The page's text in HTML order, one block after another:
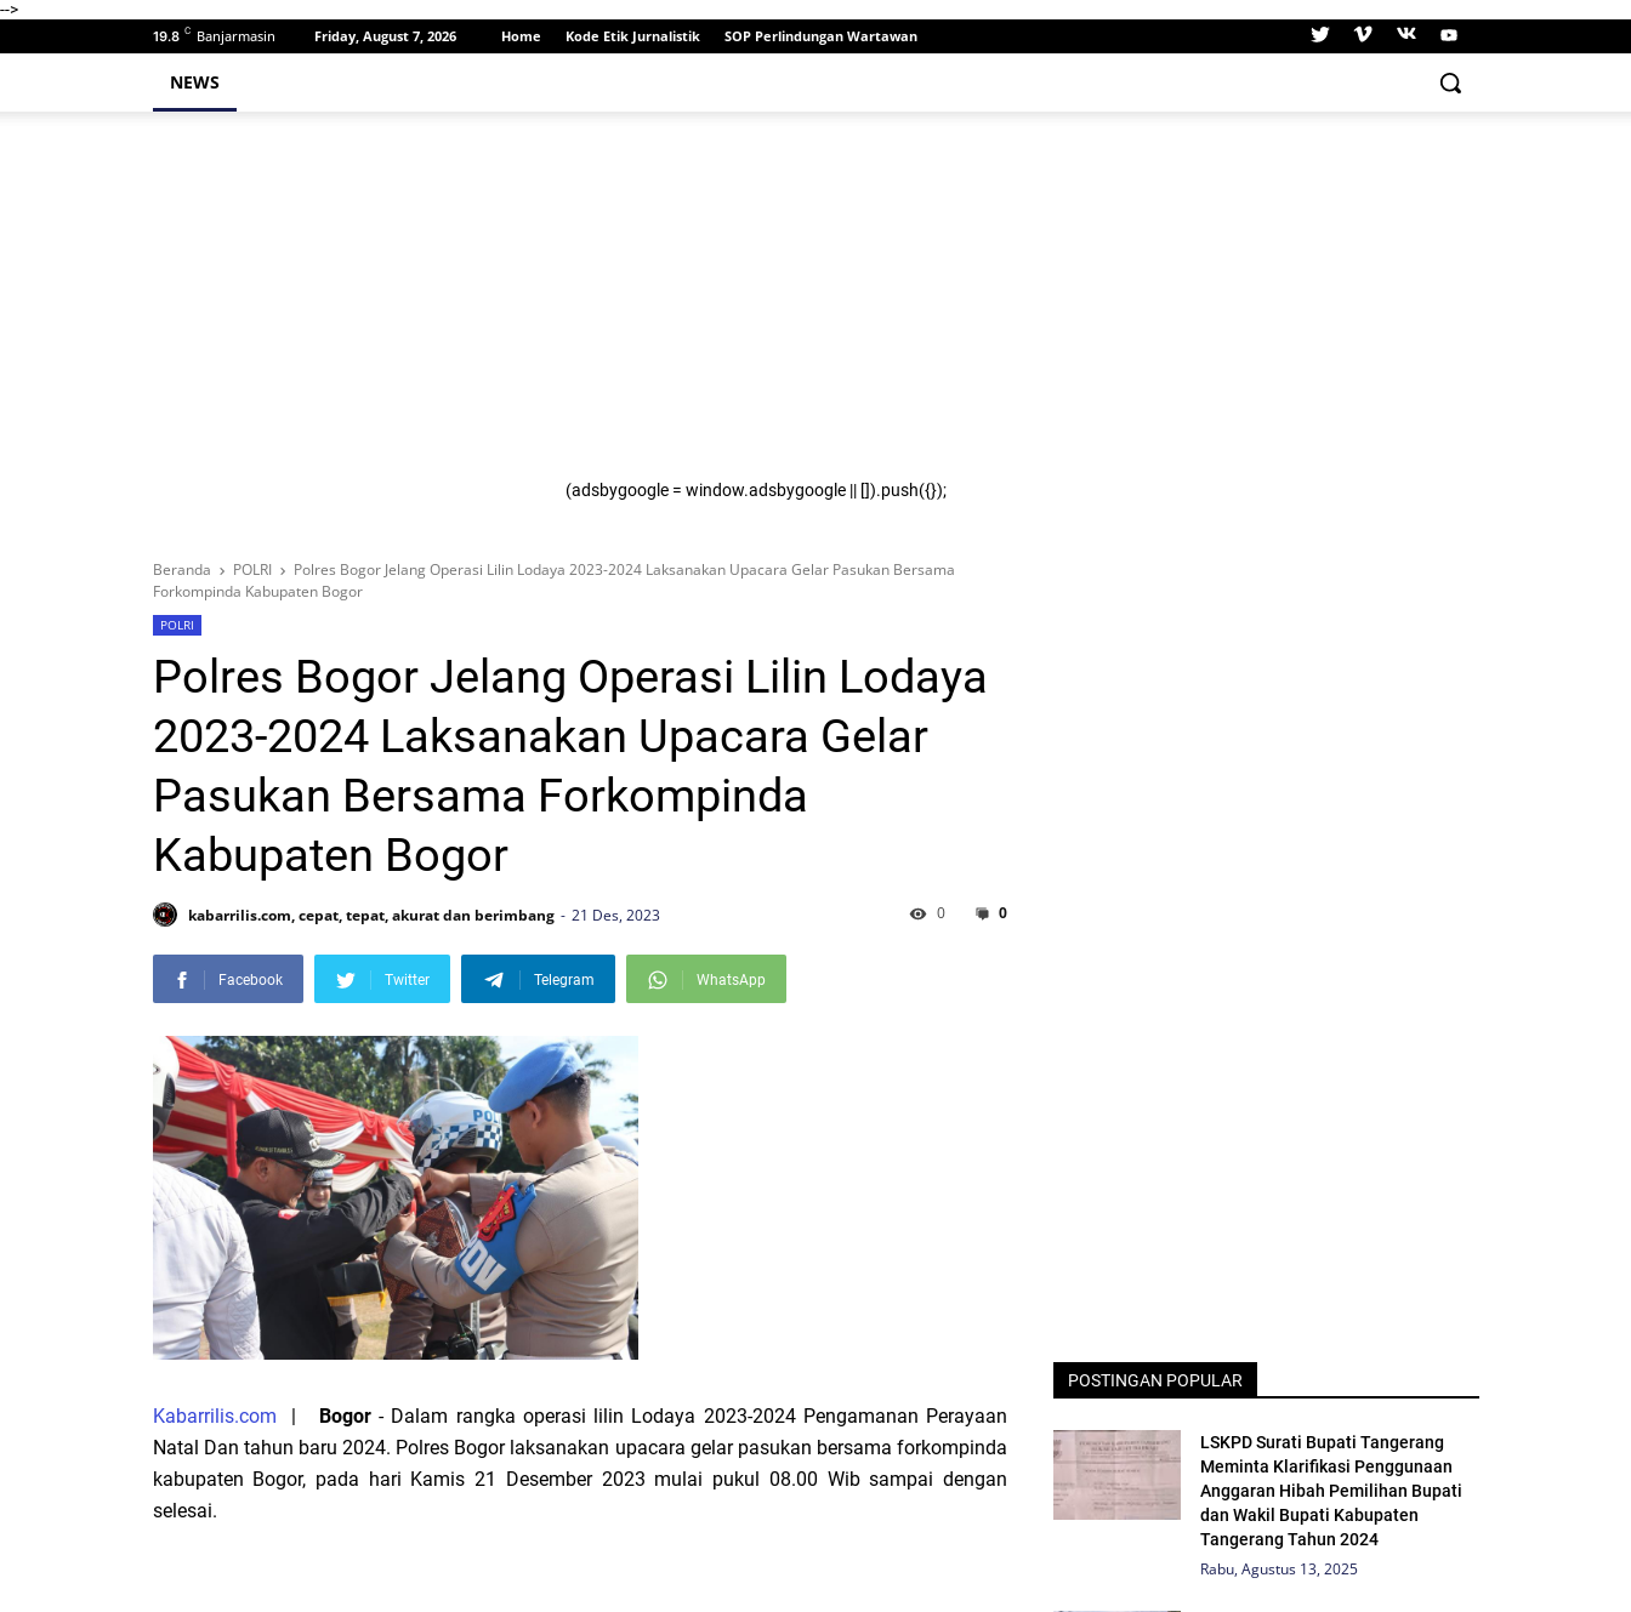
-->
19.8 C Banjarmasin Friday, August 7, 2026 Home Kode Etik Jurnalistik SOP Perlindungan Wartawan
NEWS
(adsbygoogle = window.adsbygoogle || []).push({});
Beranda POLRI
Polres Bogor Jelang Operasi Lilin Lodaya 2023-2024 Laksanakan Upacara Gelar Pasukan Bersama
Forkompinda Kabupaten Bogor
POLRI
Polres Bogor Jelang Operasi Lilin Lodaya
2023-2024 Laksanakan Upacara Gelar
Pasukan Bersama Forkompinda
Kabupaten Bogor
kabarrilis.com, cepat, tepat, akurat dan berimbang 21 Des, 2023 0
0
Facebook Twitter Telegram WhatsApp
Kabarrilis.com | Bogor- Dalam rangka operasi lilin Lodaya 2023-2024 Pengamanan Perayaan
Natal Dan tahun baru 2024. Polres Bogor laksanakan upacara gelar pasukan bersama forkompinda
kabupaten Bogor, pada hari Kamis 21 Desember 2023 mulai pukul 08.00 Wib sampai dengan
selesai.
POSTINGAN POPULAR
LSKPD Surati Bupati Tangerang
Meminta Klarifikasi Penggunaan
Anggaran Hibah Pemilihan Bupati
dan Wakil Bupati Kabupaten
Tangerang Tahun 2024
Rabu, Agustus 13, 2025